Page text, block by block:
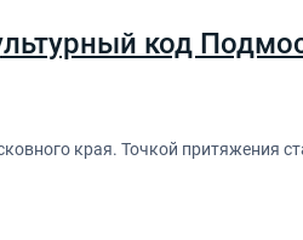
код
края. Точкой притяжения